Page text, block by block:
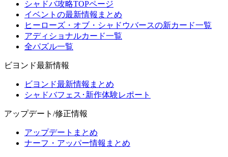
シャドバ攻略TOPページ
イベントの最新情報まとめ
ヒーローズ・オブ・シャドウバースの新カード一覧
アディショナルカード一覧
全パズル一覧
ビヨンド最新情報
ビヨンド最新情報まとめ
シャドバフェス･新作体験レポート
アップデート/修正情報
アップデートまとめ
ナーフ・アッパー情報まとめ